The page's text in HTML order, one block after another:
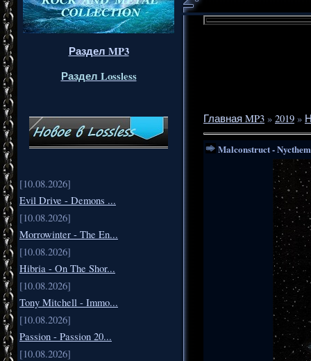
Раздел MP3
Раздел Lossless
[10.08.2026]
Evil Drive - Demons ...
[10.08.2026]
Morrowinter - The En...
[10.08.2026]
Hibria - On The Shor...
[10.08.2026]
Tony Mitchell - Immo...
[10.08.2026]
Passion - Passion 20...
[10.08.2026]
Главная MP3 » 2019 »
Malconstruct -